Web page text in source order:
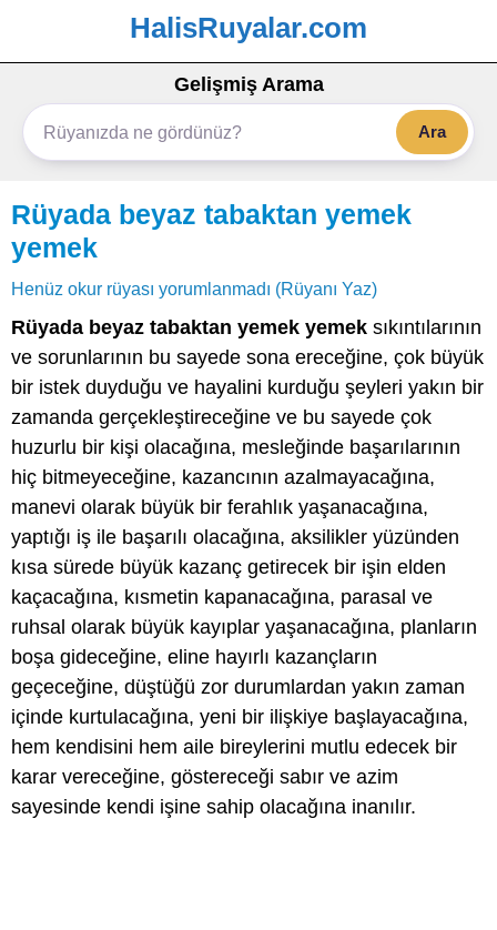
HalisRuyalar.com
Gelişmiş Arama
Ara
Rüyada beyaz tabaktan yemek
yemek
Henüz okur rüyası yorumlanmadı (Rüyanı Yaz)
Rüyada beyaz tabaktan yemek yemek sıkıntılarının
ve sorunlarının bu sayede sona ereceğine, çok büyük
bir istek duyduğu ve hayalini kurduğu şeyleri yakın bir
zamanda gerçekleştireceğine ve bu sayede çok
huzurlu bir kişi olacağına, mesleğinde başarılarının
hiç bitmeyeceğine, kazancının azalmayacağına,
manevi olarak büyük bir ferahlık yaşanacağına,
yaptığı iş ile başarılı olacağına, aksilikler yüzünden
kısa sürede büyük kazanç getirecek bir işin elden
kaçacağına, kısmetin kapanacağına, parasal ve
ruhsal olarak büyük kayıplar yaşanacağına, planların
boşa gideceğine, eline hayırlı kazançların
geçeceğine, düştüğü zor durumlardan yakın zaman
içinde kurtulacağına, yeni bir ilişkiye başlayacağına,
hem kendisini hem aile bireylerini mutlu edecek bir
karar vereceğine, göstereceği sabır ve azim
sayesinde kendi işine sahip olacağına inanılır.